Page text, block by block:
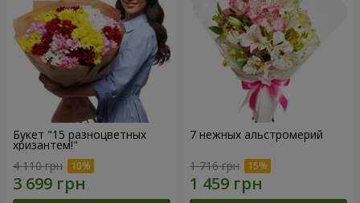
Букет "15 разноцветных
хризантем!"
4 110 грн
7 нежных альстромерий
1 716 грн